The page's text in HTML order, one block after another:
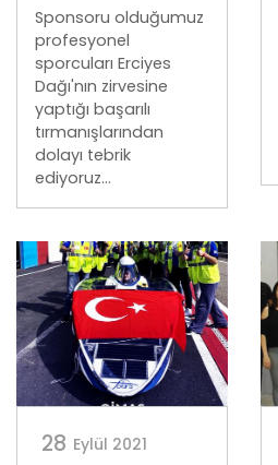
Sponsoru olduğumuz
profesyonel
sporcuları Erciyes
Dağı'nın zirvesine
yaptığı başarılı
tırmanışlarından
dolayı tebrik
ediyoruz...
28 Eylül 2021